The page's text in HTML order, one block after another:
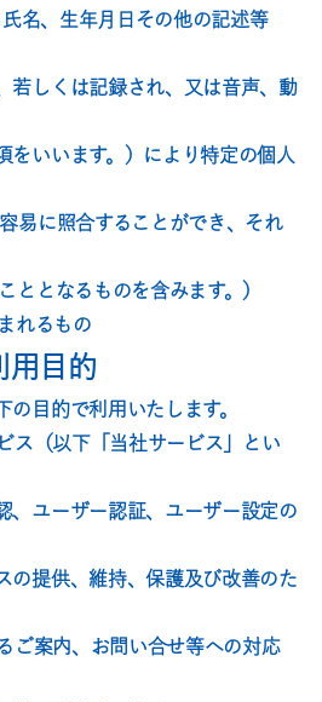
名、生年月日その他の記述等
若しくは記録され、又は音声、動
をいいます。）により特定の個人
易に照合することができ、それ
ととなるものを含みます。）
れるもの
用目的
目的で利用いたします。
ス（以下「当社サービス」とい
、ユーザー認証、ユーザー設定の
の提供、維持、保護及び改善のた
ご案内、お問い合せ等への対応